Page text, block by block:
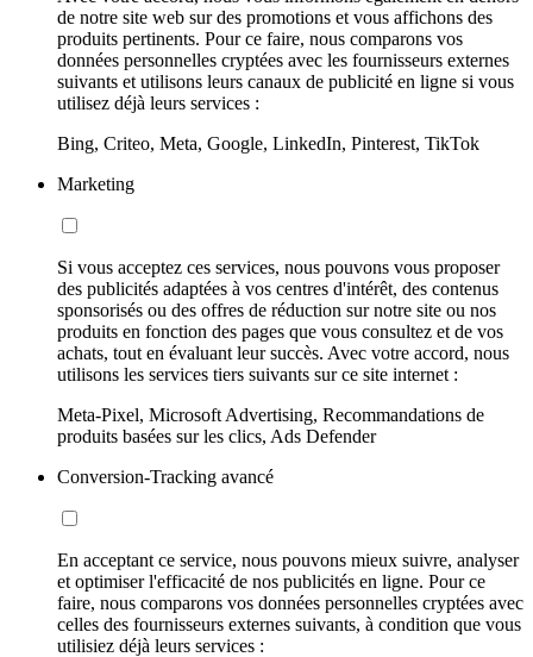
de notre site web sur des promotions et vous affichons des
produits pertinents. Pour ce faire, nous comparons vos
données personnelles cryptées avec les fournisseurs externes
suivants et utilisons leurs canaux de publicité en ligne si vous
utilisez déjà leurs services :
Bing, Criteo, Meta, Google, LinkedIn, Pinterest, TikTok
Marketing
Si vous acceptez ces services, nous pouvons vous proposer
des publicités adaptées à vos centres d'intérêt, des contenus
sponsorisés ou des offres de réduction sur notre site ou nos
produits en fonction des pages que vous consultez et de vos
achats, tout en évaluant leur succès. Avec votre accord, nous
utilisons les services tiers suivants sur ce site internet :
Meta-Pixel, Microsoft Advertising, Recommandations de
produits basées sur les clics, Ads Defender
Conversion-Tracking avancé
En acceptant ce service, nous pouvons mieux suivre, analyser
et optimiser l'efficacité de nos publicités en ligne. Pour ce
faire, nous comparons vos données personnelles cryptées avec
celles des fournisseurs externes suivants, à condition que vous
utilisiez déjà leurs services :